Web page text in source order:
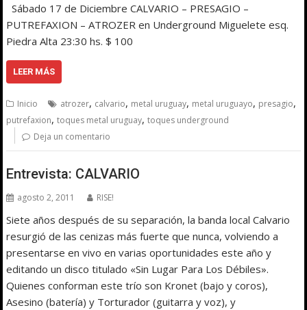
Sábado 17 de Diciembre CALVARIO – PRESAGIO –
PUTREFAXION – ATROZER en Underground Miguelete esq.
Piedra Alta 23:30 hs. $ 100
LEER MÁS
Inicio atrozer, calvario, metal uruguay, metal uruguayo, presagio,
putrefaxion,toques metal uruguay,toques underground
Deja un comentario
Entrevista: CALVARIO
agosto 2, 2011 RISE!
Siete años después de su separación, la banda local Calvario
resurgió de las cenizas más fuerte que nunca, volviendo a
presentarse en vivo en varias oportunidades este año y
editando un disco titulado «Sin Lugar Para Los Débiles».
Quienes conforman este trío son Kronet (bajo y coros),
Asesino (batería) y Torturador (guitarra y voz), y